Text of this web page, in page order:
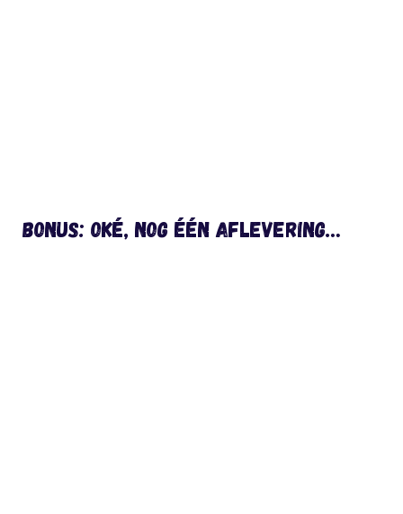
BONUS: Oké, nog ÉÉN aflevering…